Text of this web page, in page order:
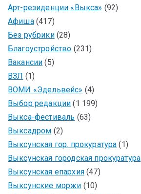
Арт-резиденции «Выкса» (92)
Афиша(417)
Без рубрики(28)
Благоустройство (231)
Вакансии (5)
ВЗЛ (1)
ВОМИ «Эдельвейс» (4)
Выбор редакции (1 199)
Выкса-фестиваль (63)
Выксадром (2)
Выксунская гор. прокуратура (1)
Выксунская городская прокуратура
Выксунская епархия(47)
Выксунские моржи (10)